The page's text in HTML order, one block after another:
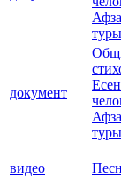
документ
видео